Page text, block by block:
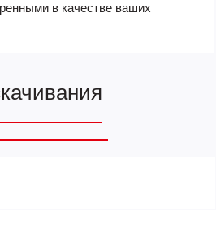
в качестве ваших